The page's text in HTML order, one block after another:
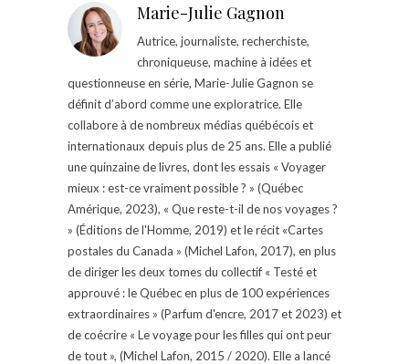
Marie-Julie Gagnon
Autrice, journaliste, recherchiste,
chroniqueuse, machine à idées et
questionneuse en série, Marie-Julie Gagnon se
définit d’abord comme une exploratrice. Elle
collabore à de nombreux médias québécois et
internationaux depuis plus de 25 ans. Elle a publié
une quinzaine de livres, dont les essais « Voyager
mieux : est-ce vraiment possible ? » (Québec
Amérique, 2023), « Que reste-t-il de nos voyages ?
» (Éditions de l'Homme, 2019) et le récit «Cartes
postales du Canada » (Michel Lafon, 2017), en plus
de diriger les deux tomes du collectif « Testé et
approuvé : le Québec en plus de 100 expériences
extraordinaires » (Parfum d'encre, 2017 et 2023) et
de coécrire « Le voyage pour les filles qui ont peur
de tout », (Michel Lafon, 2015 / 2020). Elle a lancé